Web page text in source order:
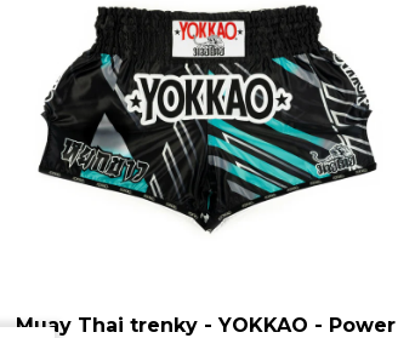
Muay Thai trenky - YOKKAO - Power